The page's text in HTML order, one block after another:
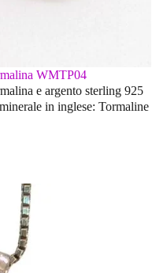
WMTP04
e argento sterling 925
in inglese: Tormaline